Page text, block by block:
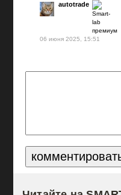
autotrade
06 июня 2025, 15:51